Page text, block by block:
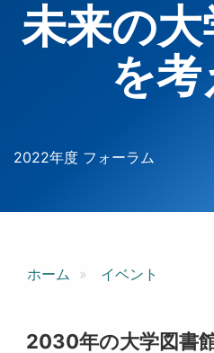
未来の
を考
2022年度 フォーラム
ホーム イベント
2030年の大学図書